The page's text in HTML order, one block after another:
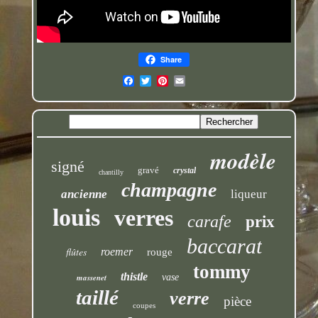
Share
signé chantilly gravé crystal modèle
ancienne champagne liqueur
louis verres carafe prix
flûtes roemer rouge baccarat
massenet thistle vase tommy
taillé coupes verre pièce